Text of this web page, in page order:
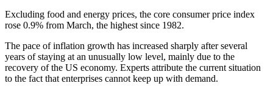
Excluding food and energy prices, the core consumer price index
rose 0.9% from March, the highest since 1982.
The pace of inflation growth has increased sharply after several
years of staying at an unusually low level, mainly due to the
recovery of the US economy. Experts attribute the current situation
to the fact that enterprises cannot keep up with demand.